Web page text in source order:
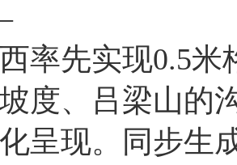
先实现0.5米
度、吕梁山的
呈现。同步生